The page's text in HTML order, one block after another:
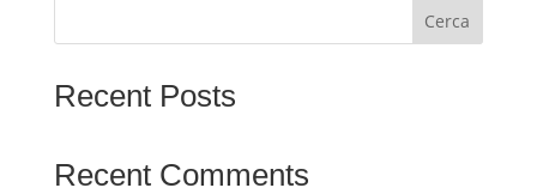
Cerca
Recent Posts
Recent Comments